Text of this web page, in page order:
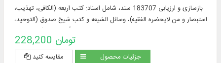
بازسازی و ارزیابی 183707 سند، شامل اسناد: کتب اربعه (الکافی، تهذیب،
استبصار و من لایحضره الفقیه)، وسائل الشیعه و کتب شیخ صدوق (التوحید،
228,200 تومان
مقایسه کنید جزئیات محصول